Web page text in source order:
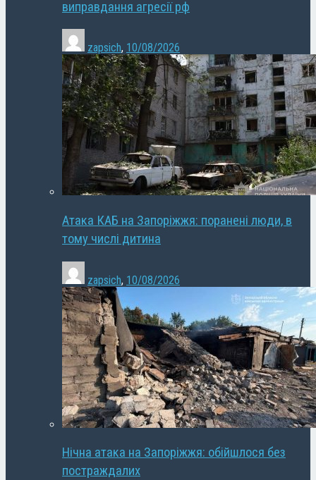
виправдання агресії рф
zapsich, 10/08/2026
Атака КАБ на Запоріжжя: поранені люди, в
тому числі дитина
zapsich, 10/08/2026
Нічна атака на Запоріжжя: обійшлося без
постраждалих